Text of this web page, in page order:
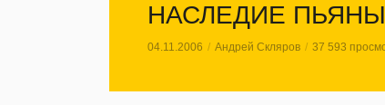
НАСЛЕДИЕ
04.11.2006 Андрей Скляров 37 593